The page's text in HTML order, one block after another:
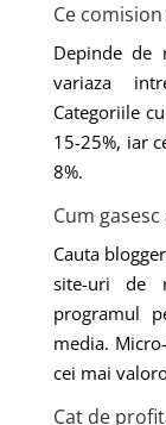
Ce
Depinde de
variaza
Categoriile
15-25%, iar
8%.
Cum
Cauta
site-uri de
programul
media.
cei mai
Cat de